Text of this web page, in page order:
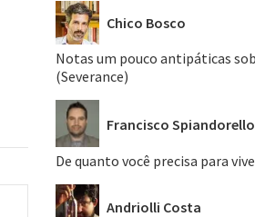
Chico Bosco
Notas um pouco antipáticas
(Severance)
Francisco Spiandorello
De quanto você precisa para
Andriolli Costa